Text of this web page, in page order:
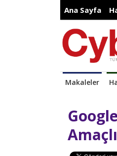
Ana Sayfa
Makaleler